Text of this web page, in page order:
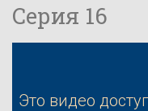
Серия 16
Это видео